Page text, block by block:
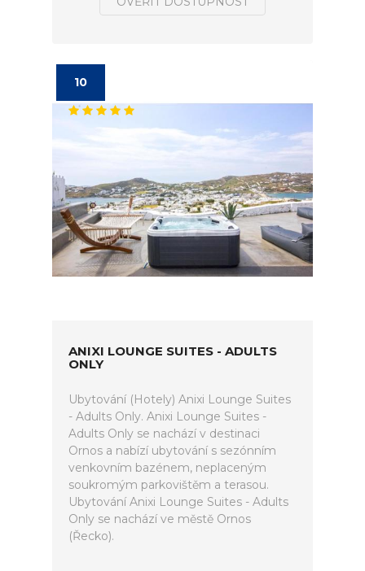
10
ANIXI LOUNGE SUITES - ADULTS
ONLY
Ubytování (Hotely) Anixi Lounge Suites
- Adults Only. Anixi Lounge Suites -
Adults Only se nachází v destinaci
Ornos a nabízí ubytování s sezónním
venkovním bazénem, neplaceným
soukromým parkovištěm a terasou.
Ubytování Anixi Lounge Suites - Adults
Only se nachází ve městě Ornos
(Řecko).